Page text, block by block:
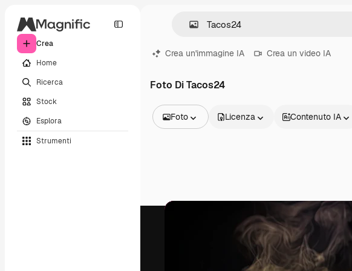
Crea
Home
Ricerca
Stock
Esplora
Strumenti
Crea un'immagine IA Crea un video IA
Foto Di Tacos24
Foto
Video
Licenza Contenuto IA